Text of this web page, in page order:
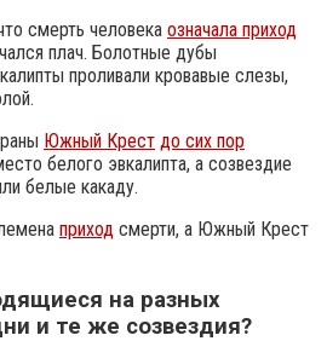
смерть человека означала приход
плач. Болотные дубы
проливали кровавые слезы,
Южный Крест до сих пор
белого эвкалипта, а созвездие
белые какаду.
приход смерти, а Южный Крест
на разных
и те же созвездия?